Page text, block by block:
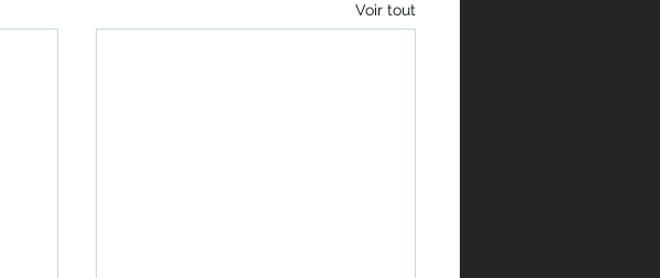
Voir tout